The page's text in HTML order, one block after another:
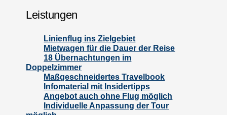
Leistungen
Linienflug ins Zielgebiet
Mietwagen für die Dauer der Reise
18 Übernachtungen im
Doppelzimmer
Maßgeschneidertes Travelbook
Infomaterial mit Insidertipps
Angebot auch ohne Flug möglich
Individuelle Anpassung der Tour